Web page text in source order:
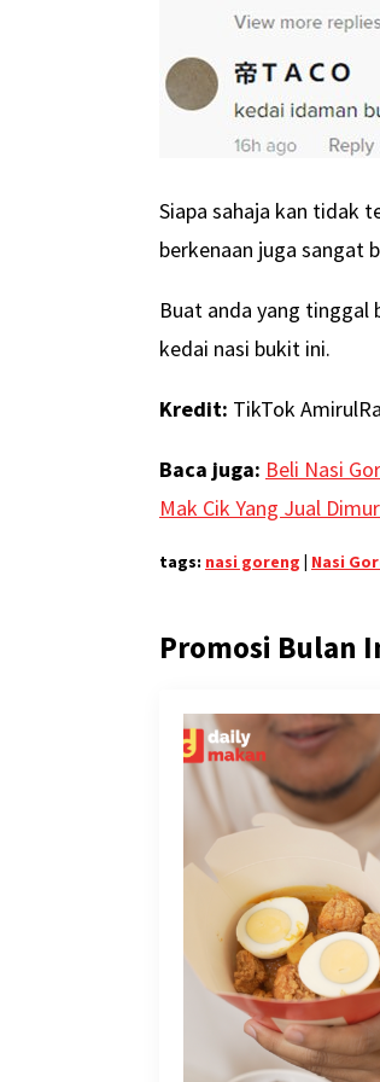
Siapa sahaja kan tidak
berkenaan juga sangat
Buat anda yang tinggal
kedai nasi bukit ini.
Kredit: TikTok
Baca juga: Beli Nasi
Mak Cik Yang Jual
tags: nasi goreng | Nasi
Promosi Bulan